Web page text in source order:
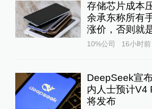
存储芯片成本
余承东称所有
涨价，否则就
10%公司 16小时前
DeepSeek宣
内人士预计V4
将发布